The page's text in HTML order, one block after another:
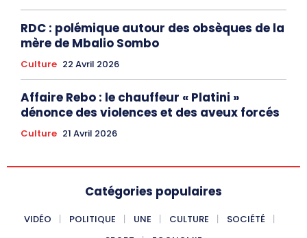
RDC : polémique autour des obsèques de la
mère de Mbalio Sombo
Culture 22 Avril 2026
Affaire Rebo : le chauffeur « Platini »
dénonce des violences et des aveux forcés
Culture 21 Avril 2026
Catégories populaires
VIDÉO POLITIQUE UNE CULTURE
SOCIÉTÉ